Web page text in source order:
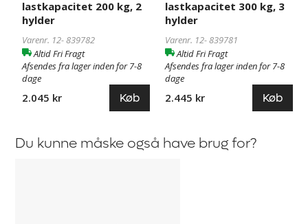
lastkapacitet 200 kg, 2
hylder
Varenr. 12-839782
Altid Fri Fragt
Afsendes fra lager inden for 7-8
dage
2.045 kr Køb
lastkapacitet 300 kg, 3
hylder
Varenr. 12-839781
Altid Fri Fragt
Afsendes fra lager inden for 7-8
dage
2.445 kr Køb
Du kunne måske også have brug for?